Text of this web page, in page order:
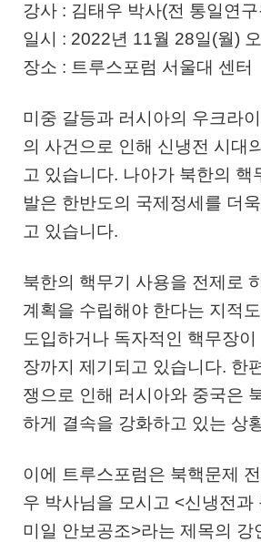
강사 : 김태우 박사(전 통일연
일시 : 2022년 11월 28일(월) 오
장소 : 트루스포럼 서울대 센터
미중 갈등과 러시아의 우크라
의 사건으로 인해 신냉전 시대
고 있습니다. 나아가 북한의 핵
발은 한반도의 국제정세를 더
고 있습니다.
북한의 핵무기 사용을 전제로
계획을 수립해야 한다는 지적
도입하거나 독자적인 핵무장
장까지 제기되고 있습니다. 한
쟁으로 인해 러시아와 중국은
하게 결속을 강화하고 있는 상
이에 트루스포럼은 북핵문제
우 박사님을 모시고 <신냉전과
미일 안보공조>라는 제목의 강